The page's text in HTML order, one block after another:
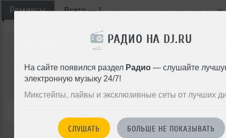
РАДИО НА DJ.RU
На сайте появился раздел Радио — слушайте
электронную музыку 24/7!
Микстейпы, лайвы и эксклюзивные сеты от лучших
СЛУШАТЬ БОЛЬШЕ НЕ ПОКАЗЫВАТЬ
Ремиксы Всего — 1
Christish_
Ferry Corsten - Check This Out
Trance
00:00
0 08:26 18 </>